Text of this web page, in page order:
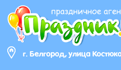
г. Белгород, улица